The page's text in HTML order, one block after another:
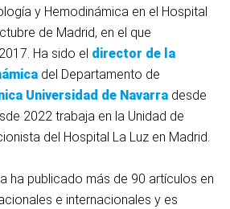
y Hemodinámica en el Hospital
de Madrid, en el que
Ha sido el director de la
del Departamento de
Universidad de Navarra desde
2022 trabaja en la Unidad de
del Hospital La Luz en Madrid.
ha publicado más de 90 artículos en
e internacionales y es